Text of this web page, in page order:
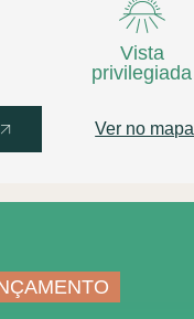
Vista
privilegiada
Ver no mapa